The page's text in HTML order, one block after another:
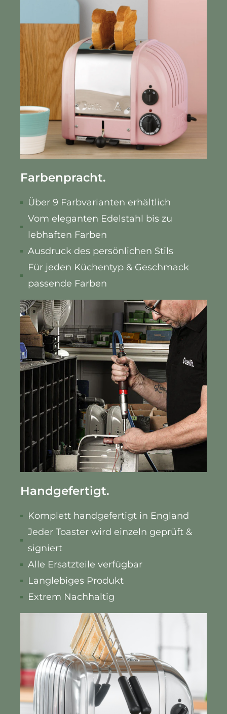
Farbenpracht.
Über 9 Farbvarianten erhältlich
Vom eleganten Edelstahl bis zu
lebhaften Farben
Ausdruck des persönlichen Stils
Für jeden Küchentyp & Geschmack
passende Farben
Handgefertigt.
Komplett handgefertigt in England
Jeder Toaster wird einzeln geprüft &
signiert
Alle Ersatzteile verfügbar
Langlebiges Produkt
Extrem Nachhaltig